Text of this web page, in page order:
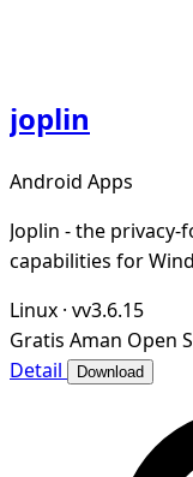
joplin
Android Apps
Joplin - the
capabilities for
Linux · vv3.6.15
Gratis Aman Open
Detail
Download